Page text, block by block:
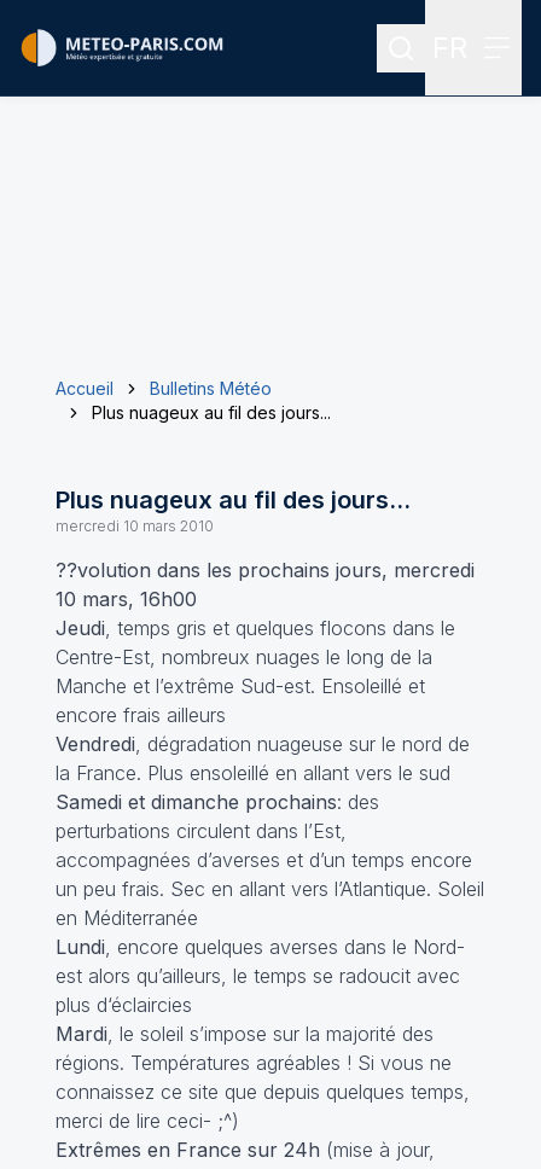
Rechercher
Accueil
Bulletins Météo
Plus nuageux au fil des jours...
Plus nuageux au fil des jours...
mercredi 10 mars 2010
??volution dans les prochains jours, mercredi
10 mars, 16h00
Jeudi, temps gris et quelques flocons dans le
Centre-Est, nombreux nuages le long de la
Manche et l’extrême Sud-est. Ensoleillé et
encore frais ailleurs
Vendredi, dégradation nuageuse sur le nord de
la France. Plus ensoleillé en allant vers le sud
Samedi et dimanche prochains: des
perturbations circulent dans l’Est,
accompagnées d’averses et d’un temps encore
un peu frais. Sec en allant vers l’Atlantique. Soleil
en Méditerranée
Lundi, encore quelques averses dans le Nord-
est alors qu’ailleurs, le temps se radoucit avec
plus d‘éclaircies
Mardi, le soleil s’impose sur la majorité des
régions. Températures agréables ! Si vous ne
connaissez ce site que depuis quelques temps,
merci de lire ceci- ;^)
Extrêmes en France sur 24h (mise à jour,